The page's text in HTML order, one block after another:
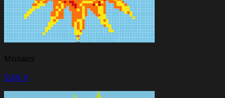
Mosaics
SUN II